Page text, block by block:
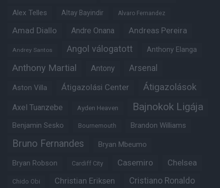
Alex Telles Altay Bayindir Alvaro Fernandez
Amad Diallo Andre Onana Andreas Pereira
Andrey Santos Angol válogatott Anthony Elanga
Anthony Martial Antony Arsenal
Aston Villa Átigazolási Center Átigazolások
Axel Tuanzebe Ayden Heaven Bajnokok Ligája
Benjamin Sesko Bournemouth Brandon Williams
Bruno Fernandes Bryan Mbeumo
Bryan Robson Cardiff City Casemiro Chelsea
Chido Obi Christian Eriksen Cristiano Ronaldo